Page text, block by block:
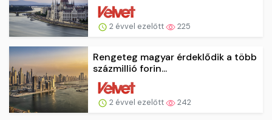
2 évvel ezelőtt 225
Rengeteg magyar érdeklődik a több
százmillió forin...
2 évvel ezelőtt 242